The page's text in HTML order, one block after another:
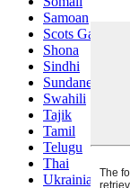
Samoan
Scots Gaelic
Shona
Sindhi
Sundanese
Swahili
Tajik
Tamil
Telugu
Thai
Ukrainian